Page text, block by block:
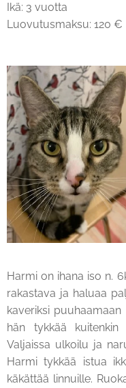
Ikä: 3 vuotta
Luovutusmaksu: 120 €
Harmi on ihana iso n.
rakastava ja haluaa
kaveriksi
hän tykkää
Valjaissa ulkoilu ja
Harmi tykkää istua
käkättää linnuille.